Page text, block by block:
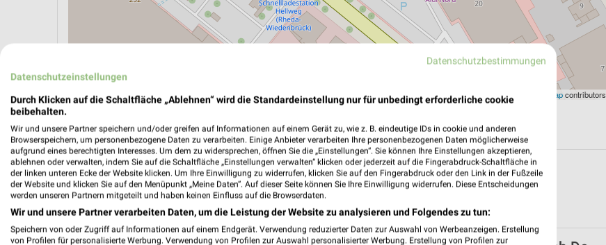
Leaflet |©OpenStreetMapcontributors
ÖPNV ANZEIGEN LADESÄULEN ANZEIGEN NAVIGATION MIT GOOGLE/IOS MAPS
Aktuelle Angebote in dieser Filiale
Anzahl Prospekte: 4
Letztes Prospektupdate: vor 6 Tagen
Datenschutzbestimmungen
Datenschutzeinstellungen
Durch Klicken auf die Schaltfläche „Ablehnen“ wird die Standardeinstellung nur für unbedingt erforderliche cookie
beibehalten.
Wir und unsere Partner speichern und/oder greifen auf Informationen auf einem Gerät zu, wie z. B. eindeutige IDs in cookie und anderen
Browserspeichern, um personenbezogene Daten zu verarbeiten. Einige Anbieter verarbeiten Ihre personenbezogenen Daten möglicherweise
aufgrund eines berechtigten Interesses. Um dem zu widersprechen, öffnen Sie die „Einstellungen“. Sie können Ihre Einstellungen akzeptieren,
ablehnen oder verwalten, indem Sie auf die Schaltfläche „Einstellungen verwalten“ klicken oder jederzeit auf die Fingerabdruck-Schaltfläche in
der linken unteren Ecke der Website klicken. Um Ihre Einwilligung zu widerrufen, klicken Sie auf den Fingerabdruck oder den Link in der Fußzeile
der Website und klicken Sie auf den Menüpunkt „Meine Daten“. Auf dieser Seite können Sie Ihre Einwilligung widerrufen. Diese Entscheidungen
werden unseren Partnern mitgeteilt und haben keinen Einfluss auf die Browserdaten.
Wir und unsere Partner verarbeiten Daten, um die Leistung der Website zu analysieren und Folgendes zu tun:
Speichern von oder Zugriff auf Informationen auf einem Endgerät. Verwendung reduzierter Daten zur Auswahl von Werbeanzeigen. Erstellung
von Profilen für personalisierte Werbung. Verwendung von Profilen zur Auswahl personalisierter Werbung. Erstellung von Profilen zur